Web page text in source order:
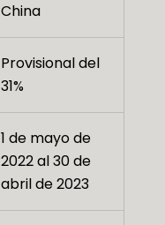
China
Provisional del
31%
1 de mayo de
2022 al 30 de
abril de 2023